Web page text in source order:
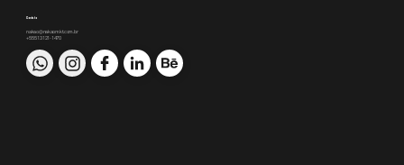
Contato
nakao@nakaomkt.com.br
+55 51 3121-1470